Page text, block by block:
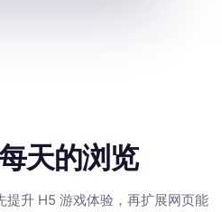
天的浏览
提升 H5 游戏体验，再扩展网页能